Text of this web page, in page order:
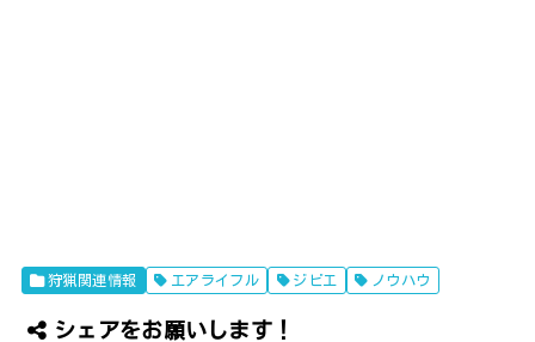
狩猟関連情報 エアライフル ジビエ ノウハウ
シェアをお願いします！